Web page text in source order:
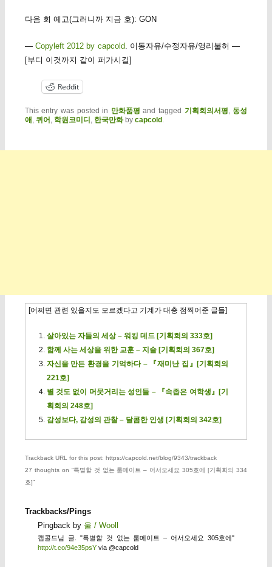
다음 회 예고(그러니까 지금 호): GON
— Copyleft 2012 by capcold. 이동자유/수정자유/영리불허 —
[부디 이것까지 같이 퍼가시길]
Reddit
This entry was posted in 만화품평 and tagged 기획회의서평 ,동성
애 퀴어 학원코미디 한국만화by capcold.
[어쩌면 관련 있을지도 모르겠다고 기계가 대충 점찍어준 글들]
살아있는 자들의 세상 – 워킹 데드 [기획회의 333호]
함께 사는 세상을 위한 교훈 – 지슬 [기획회의 367호]
자신을 만든 환경을 기억하다 – 『재미난 집』[기획회의
221호]
별 것도 없이 머뭇거리는 성인들 – 『속좁은 여학생』[기
획회의 248호]
감성보다, 감성의 관찰 – 달콤한 인생 [기획회의 342호]
Trackback URL for this post: https://capcold.net/blog/9343/trackback
27 thoughts on “특별할 것 없는 룸메이트 – 어서오세요 305호에 [기획회의 334
호]”
Trackbacks/Pings
Pingback by 울 / Wooll
캡콜드님 글. "특별할 것 없는 룸메이트 – 어서오세요 305호에"
http://t.co/94e35psYvia @capcold